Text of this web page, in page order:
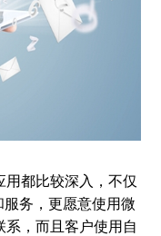
都比较深入，不仅
务，更愿意使用微
，而且客户使用自